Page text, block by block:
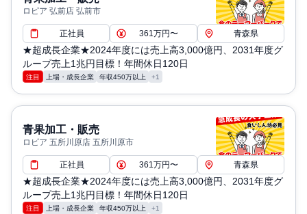
ロピア 弘前店 弘前市
正社員 361万円〜 青森県
★超成長企業★2024年度には売上高3,000億円、2031年度グ
ループ売上1兆円目標！年間休日120日
注目 上場・成長企業 年収450万以上 +1
青果加工・販売
ロピア 五所川原店 五所川原市
正社員 361万円〜 青森県
★超成長企業★2024年度には売上高3,000億円、2031年度グ
ループ売上1兆円目標！年間休日120日
注目 上場・成長企業 年収450万以上 +1